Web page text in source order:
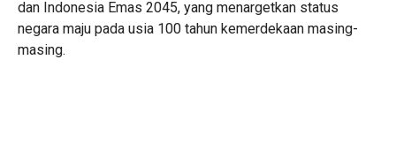
dan Indonesia Emas 2045, yang menargetkan status
negara maju pada usia 100 tahun kemerdekaan masing-
masing.